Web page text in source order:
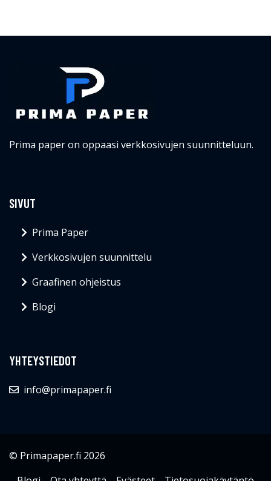
Prima paper on oppaasi verkkosivujen suunnitteluun.
SIVUT
Prima Paper
Verkkosivujen suunnittelu
Graafinen ohjeistus
Blogi
YHTEYSTIEDOT
info@primapaper.fi
© Primapaper.fi 2026